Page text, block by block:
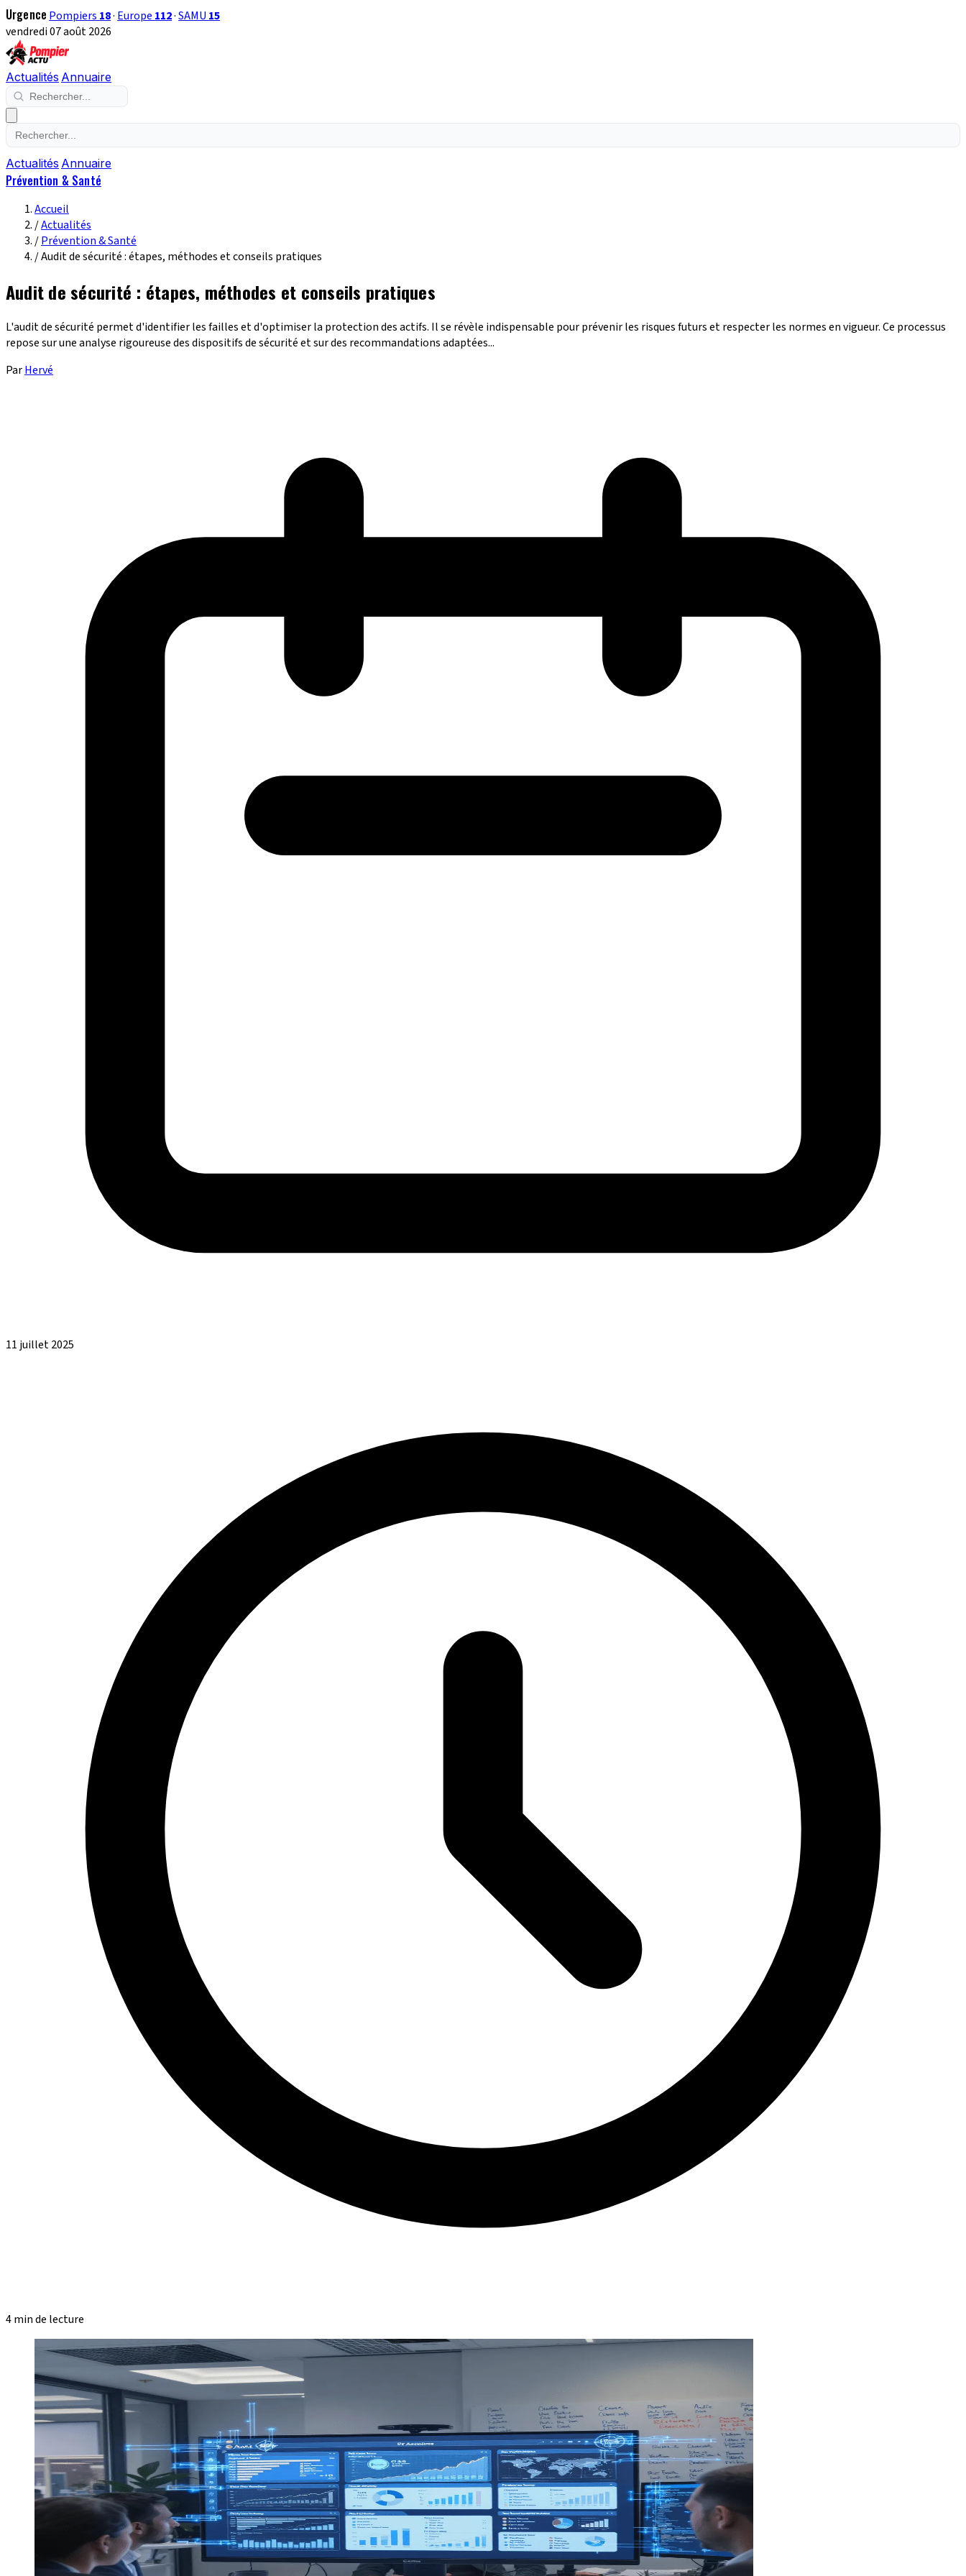
Urgence Pompiers 18· Europe 112·SAMU 15
vendredi 07 août 2026
Actualités Annuaire
Actualités Annuaire
Prévention & Santé
Accueil
/Actualités
/Prévention & Santé
/Audit de sécurité : étapes, méthodes et conseils pratiques
Audit de sécurité : étapes, méthodes et conseils pratiques
L'audit de sécurité permet d'identifier les failles et d'optimiser la protection des actifs. Il se révèle indispensable pour prévenir les risques futurs et respecter les normes en vigueur. Ce processus
repose sur une analyse rigoureuse des dispositifs de sécurité et sur des recommandations adaptées...
ParHervé
11 juillet 2025
4 min de lecture